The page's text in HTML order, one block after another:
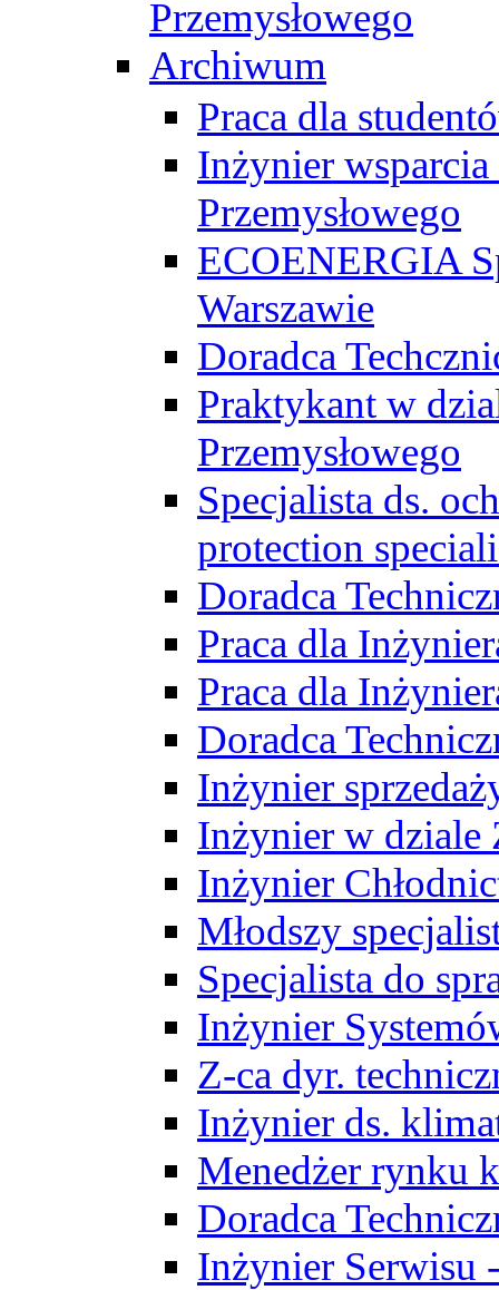
Przemysłowego
Archiwum
Praca dla
Inżynier wsparcia
Przemysłowego
ECOENERGIA
Warszawie
Doradca
Praktykant w
Przemysłowego
Specjalista ds.
protection
Doradca
Praca dla
Praca dla
Doradca
Inżynier
Inżynier w dziale
Inżynier
Młodszy
Specjalista do
Inżynier
Z-ca dyr.
Inżynier ds.
Menedżer rynku
Doradca
Inżynier Serwisu